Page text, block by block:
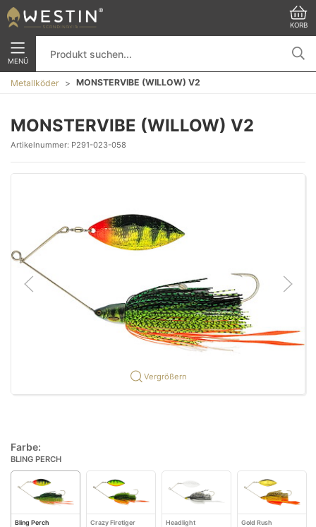
KORB
MENÜ
Metallköder MONSTERVIBE (WILLOW) V2
MONSTERVIBE (WILLOW) V2
Artikelnummer: P291-023-058
Vergrößern
Farbe:
BLING PERCH
Bling Perch Crazy Firetiger Headlight Gold Rush